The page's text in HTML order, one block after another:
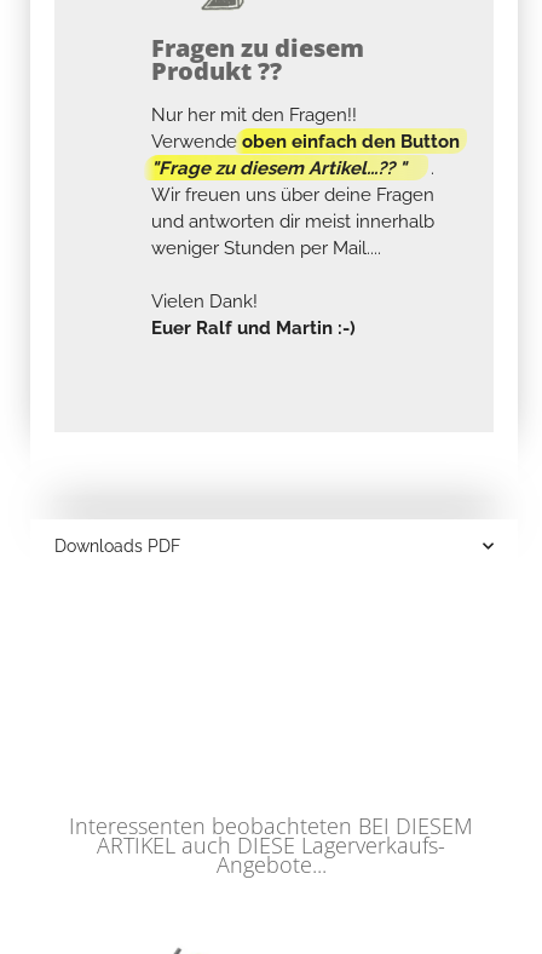
Fragen zu diesem
Produkt ??
Nur her mit den Fragen!!
Verwendeoben einfach den Button
"Frage zu diesem Artikel...?? "
.
Wir freuen uns über deine Fragen
und antworten dir meist innerhalb
weniger Stunden per Mail....
Vielen Dank!
Euer Ralf und Martin :-)
Downloads PDF
Interessenten beobachteten BEI DIESEM
ARTIKEL auch DIESE Lagerverkaufs-
Angebote...